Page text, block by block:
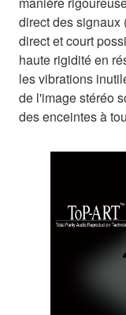
direct des signaux
direct et court
haute rigidité en
les vibrations
de l'image stéréo
des enceintes à